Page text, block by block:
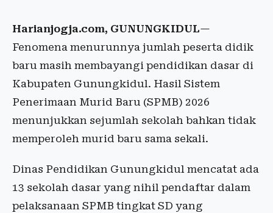
Harianjogja.com, GUNUNGKIDUL—
Fenomena menurunnya jumlah peserta didik
baru masih membayangi pendidikan dasar di
Kabupaten Gunungkidul. Hasil Sistem
Penerimaan Murid Baru (SPMB) 2026
menunjukkan sejumlah sekolah bahkan tidak
memperoleh murid baru sama sekali.
Dinas Pendidikan Gunungkidul mencatat ada
13 sekolah dasar yang nihil pendaftar dalam
pelaksanaan SPMB tingkat SD yang